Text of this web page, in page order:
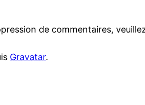
de commentaires,
Gravatar.